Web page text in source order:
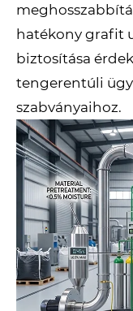
hatékony grafit
biztosítása
tengerentúli
szabványaihoz.